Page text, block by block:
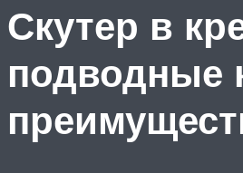
Скутер в
подводные